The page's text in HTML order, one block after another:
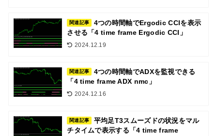
関連記事
4つの時間軸でErgodic CCIを表示
させる「4 time frame Ergodic CCI」
2024.12.19
関連記事
4つの時間軸でADXを監視できる
「4 time frame ADX nmc」
2024.12.16
関連記事
平均足T3スムーズドの状況をマル
チタイムで表示する「4 time frame